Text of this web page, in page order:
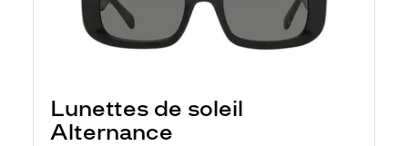
Lunettes de soleil
Alternance